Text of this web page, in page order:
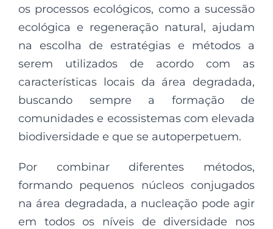
os processos ecológicos, como a sucessão
ecológica e regeneração natural, ajudam
na escolha de estratégias e métodos a
serem utilizados de acordo com as
características locais da área degradada,
buscando sempre a formação de
comunidades e ecossistemas com elevada
biodiversidade e que se autoperpetuem.
Por combinar diferentes métodos,
formando pequenos núcleos conjugados
na área degradada, a nucleação pode agir
em todos os níveis de diversidade nos